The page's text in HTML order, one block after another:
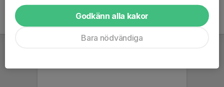
Godkänn alla kakor
Bara nödvändiga